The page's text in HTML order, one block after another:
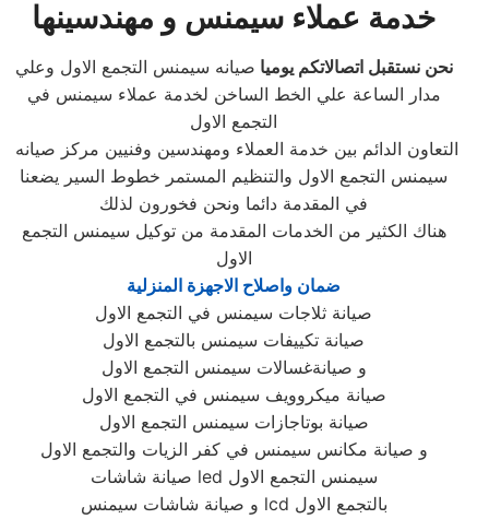
خدمة عملاء سيمنس و مهندسينها
نحن نستقبل اتصالاتكم يوميا صيانه سيمنس التجمع الاول وعلي
مدار الساعة علي الخط الساخن لخدمة عملاء سيمنس في
التجمع الاول
سيمنس التجمع الاول والتنظيم المستمر خطوط السير يضعنا
في المقدمة دائما ونحن فخورون لذلك
هناك الكثير من الخدمات المقدمة من توكيل سيمنس التجمع
الاول
ضمان واصلاح الاجهزة المنزلية
صيانة ثلاجات سيمنس في التجمع الاول
صيانة تكييفات سيمنس بالتجمع الاول
و صيانةغسالات سيمنس التجمع الاول
صيانة ميكروويف سيمنس في التجمع الاول
صيانة بوتاجازات سيمنس التجمع الاول
و صيانة مكانس سيمنس في كفر الزيات والتجمع الاول
صيانة شاشات led سيمنس التجمع الاول
و صيانة شاشات سيمنس lcd بالتجمع الاول